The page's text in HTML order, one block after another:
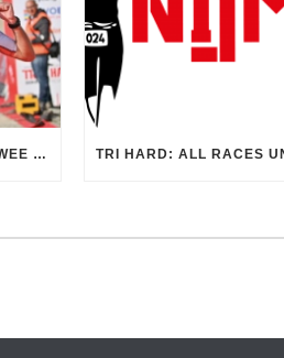
TRI NIJMEGEN KOMENDE TWEE JAAR HOST VAN NK SPRINT